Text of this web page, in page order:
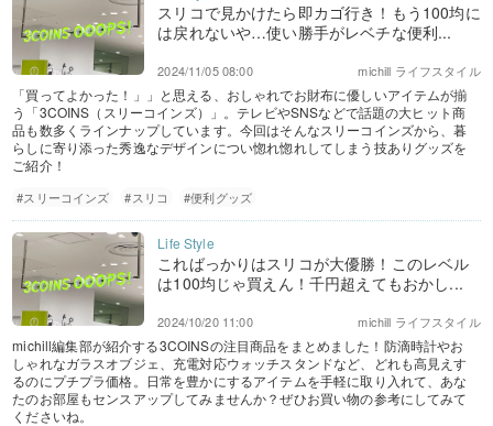
スリコで見かけたら即カゴ行き！もう100均に
は戻れないや…使い勝手がレベチな便利...
michill ライフスタイル
2024/11/05 08:00
「買ってよかった！」」と思える、おしゃれでお財布に優しいアイテムが揃
う「3COINS（スリーコインズ）」。テレビやSNSなどで話題の大ヒット商
品も数多くラインナップしています。今回はそんなスリーコインズから、暮
らしに寄り添った秀逸なデザインについ惚れ惚れしてしまう技ありグッズを
ご紹介！
#スリーコインズ #スリコ #便利グッズ
こればっかりはスリコが大優勝！このレベル
は100均じゃ買えん！千円超えてもおかし...
michill ライフスタイル
2024/10/20 11:00
michill編集部が紹介する3COINSの注目商品をまとめました！防滴時計やお
しゃれなガラスオブジェ、充電対応ウォッチスタンドなど、どれも高見えす
るのにプチプラ価格。日常を豊かにするアイテムを手軽に取り入れて、あな
たのお部屋もセンスアップしてみませんか？ぜひお買い物の参考にしてみて
くださいね。